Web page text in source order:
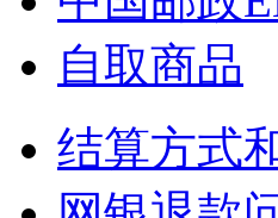
自取商品
结算方式